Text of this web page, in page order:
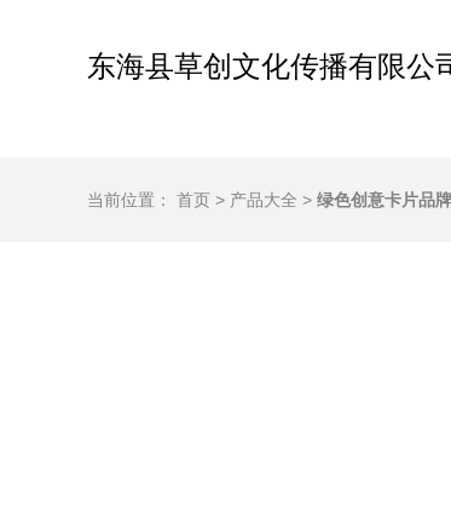
东海县草创文化传播有限公
当前位置： 首页 > 产品大全 > 绿色创意卡片品